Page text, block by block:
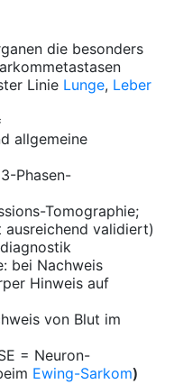
die besonders
Linie Lunge, Leber
allgemeine
Phasen-
Tomographie;
validiert)
bei Nachweis
Hinweis auf
von Blut im
= Neuron-
Ewing-Sarkom)